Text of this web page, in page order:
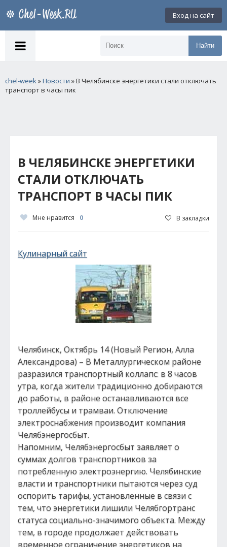
Вход на сайт
Найти
chel-week»Новости » В Челябинске энергетики стали отключать
транспорт в часы пик
В ЧЕЛЯБИНСКЕ ЭНЕРГЕТИКИ
СТАЛИ ОТКЛЮЧАТЬ
ТРАНСПОРТ В ЧАСЫ ПИК
Мне нравится 0 В закладки
Кулинарный сайт
Челябинск, Октябрь 14 (Новый Регион, Алла
Александрова) – В Металлургическом районе
разразился транспортный коллапс: в 8 часов
утра, когда жители традиционно добираются
до работы, в районе останавливаются все
троллейбусы и трамваи. Отключение
электроснабжения производит компания
Челябэнергосбыт.
Напомним, Челябэнергосбыт заявляет о
суммах долгов транспортников за
потребленную электроэнергию. Челябинские
власти и транспортники пытаются через суд
оспорить тарифы, установленные в связи с
тем, что энергетики лишили Челябгортранс
статуса социально-значимого объекта. Между
тем, в городе продолжает действовать
временное ограничение энергетиков на